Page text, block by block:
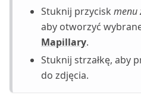
Stuknij przycisk menu
aby otworzyć
Mapillary.
Stuknij strzałkę, aby
do zdjęcia.